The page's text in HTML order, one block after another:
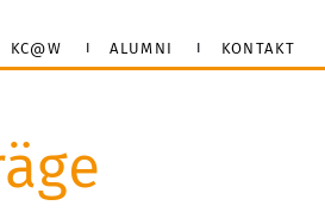
KC@W ALUMNI KONTAKT